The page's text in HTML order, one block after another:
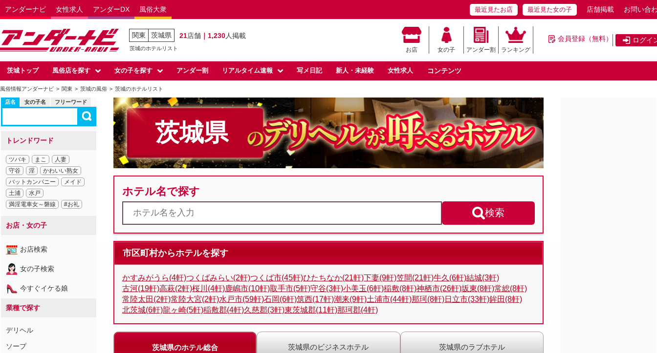
アンダーナビ 女性求人 アンダーDX 風俗大衆 最近見たお店 最近見た女の子 店舗掲載 お問い合
関東 茨城県 21店舗 ｜1,230人掲載
茨城のホテルリスト お店 女の子 アンダー割 ランキング
会員登録（無料） ログイ
茨城トップ 風俗店を探す 女の子を探す アンダー割 リアルタイム速報 写メ日記 新人・未経験 女性求人 コンテンツ
風俗情報アンダーナビ 関東 茨城の風俗 茨城のホテルリスト
店名 女の子名 フリーワード
トレンドワード
ツバキ まこ
人妻
守谷
淫
かわいい熟女
バットカンパニー
メイド
土浦
水戸
満淫電車女～磐線
#お礼
お店・女の子
お店検索
女の子検索
今すぐイケる娘
業種で探す
デリヘル
ソープ
茨城県
ホテル名で探す
検索
市区町村からホテルを探す
かすみがうら(4軒)つくばみらい(2軒)つくば市(45軒)ひたちなか(21軒)下妻(9軒)笠間(21軒)牛久(6軒)結城(3軒)
古河(19軒)高萩(2軒)桜川(4軒)鹿嶋市(10軒)取手市(5軒)守谷(3軒)小美玉(6軒)稲敷(8軒)神栖市(26軒)坂東(8軒)常総(8軒)
常陸太田(2軒)常陸大宮(2軒)水戸市(59軒)石岡(6軒)筑西(17軒)潮来(9軒)土浦市(44軒)那珂(8軒)日立市(33軒)鉾田(8軒)
北茨城(6軒)龍ヶ崎(5軒)稲敷郡(4軒)久慈郡(3軒)東茨城郡(11軒)那珂郡(4軒)
茨城県のホテル総合 茨城県のビジネスホテル 茨城県のラブホテル